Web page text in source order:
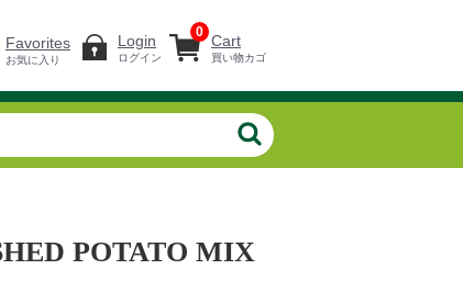
Cart
買い物カゴ
0
Favorites
お気に入り
Login
ログイン
POTATO MIX